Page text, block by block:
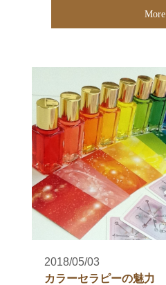
More
2018/05/03
カラーセラピーの魅力